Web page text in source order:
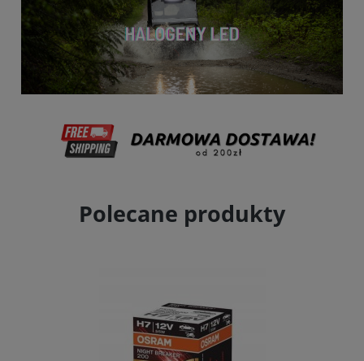
Polecane produkty